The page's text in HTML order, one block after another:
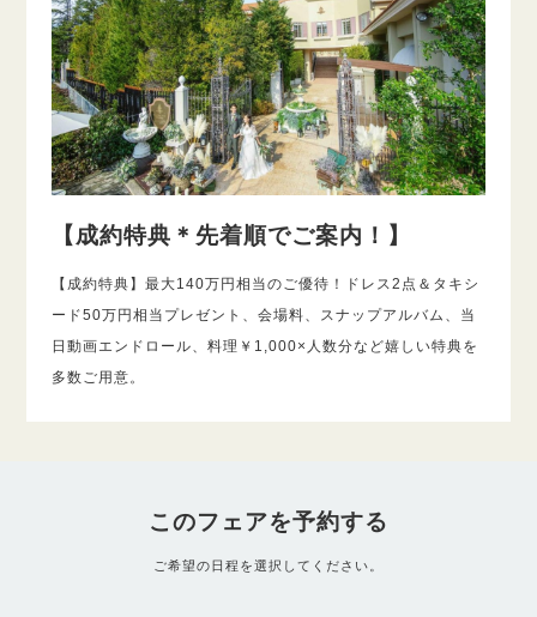
【成約特典＊先着順でご案内！】
【成約特典】最大140万円相当のご優待！ドレス2点＆タキシ
ード50万円相当プレゼント、会場料、スナップアルバム、当
日動画エンドロール、料理￥1,000×人数分など嬉しい特典を
多数ご用意。
このフェアを予約する
ご希望の日程を選択してください。